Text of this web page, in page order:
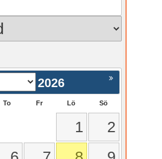
Nästa >
2026
To Fr Lö Sö
1
2